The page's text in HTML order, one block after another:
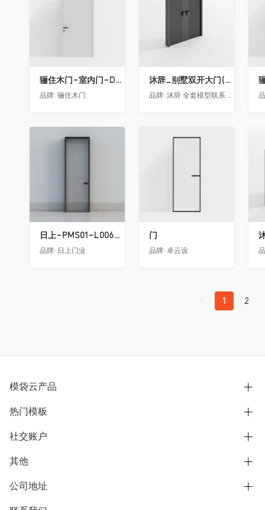
骊住木门-室内门-DAA静音门-YY漆白色-方形把手
品牌: 骊住木门
沐辞_别墅双开大门(中型)(漏光加厚度)
品牌: 沐辞 全套模型联系 Vx:Muci0003
收藏
日上-PMS01-L006-金属窄边玻璃门
品牌: 日上门业
收藏
门
品牌: 卓云设
1 2
模袋云产品
别墅设计营销
模型协同展示分享
别墅社区
热门模板
欧式别墅
中式别墅
社交账户
B站
抖音
微信公众号
其他
用户服务协议
隐私政策
公司地址